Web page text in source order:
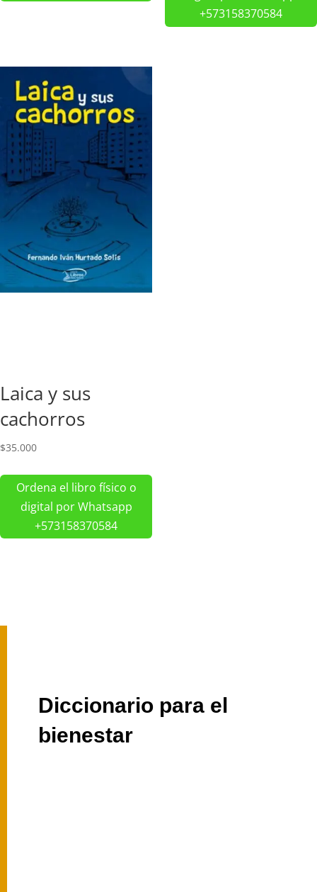
+573158370584
Laica y sus
cachorros
$35.000
Ordena el libro físico o
digital por Whatsapp
+573158370584
Diccionario para el
bienestar